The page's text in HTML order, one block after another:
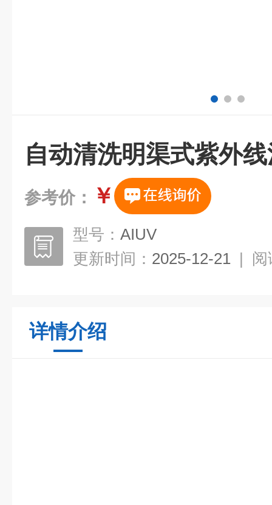
自动清洗明渠式紫外
参考价： ￥
型号： AIUV
更新时间： 2025-12-21 | 阅
详情介绍